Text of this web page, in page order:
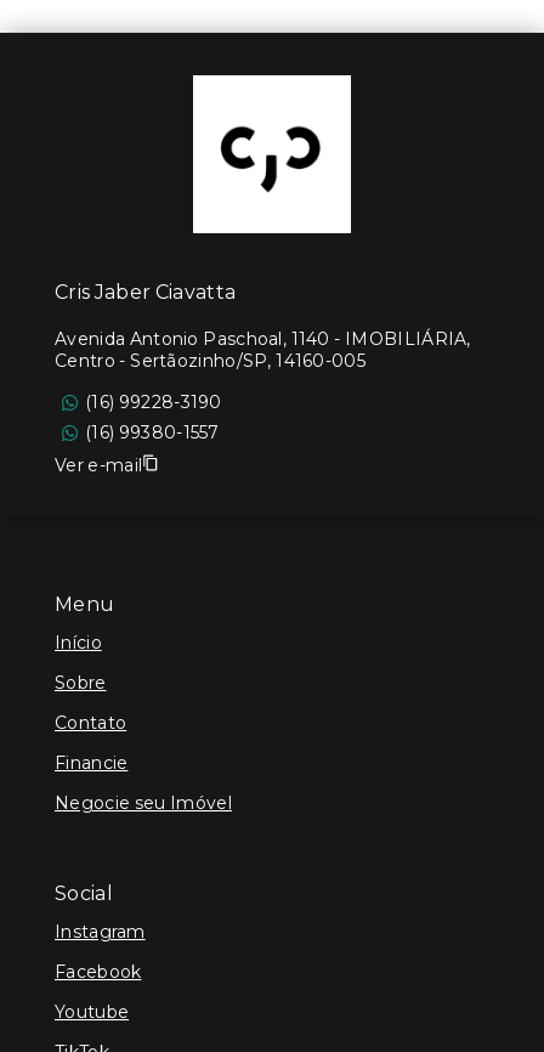
Menu
Início
Sobre
Contato
Financie
Negocie seu Imóvel
Social
Instagram
Facebook
Youtube
Cris Jaber Ciavatta
Avenida Antonio Paschoal, 1140 - IMOBILIÁRIA,
Centro - Sertãozinho/SP, 14160-005
(16) 99228-3190
(16) 99380-1557
Ver e-mail